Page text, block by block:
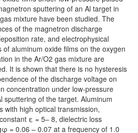
sputtering of an Al target in
mixture have been studied. The
of the magnetron discharge
rate, and electrophysical
of aluminum oxide films on the oxygen
in the Ar/O2 gas mixture are
It is shown that there is no hysteresis
of the discharge voltage on
concentration under low-pressure
sputtering of the target. Aluminum
with high optical transmission,
ε = 5– 8, dielectric loss
= 0.06 – 0.07 at a frequency of 1.0